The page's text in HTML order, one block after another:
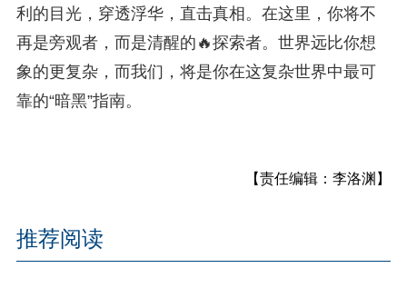
利的目光，穿透浮华，直击真相。在这里，你将不
再是旁观者，而是清醒的🔥探索者。世界远比你想
象的更复杂，而我们，将是你在这复杂世界中最可
靠的“暗黑”指南。
【责任编辑：李洛渊】
推荐阅读